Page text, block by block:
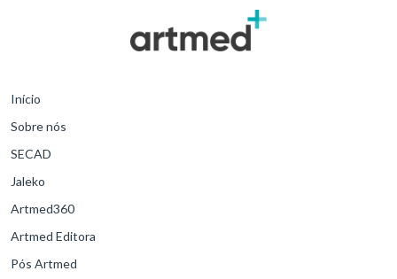
Início
Sobre nós
SECAD
Jaleko
Artmed360
Artmed Editora
Pós Artmed